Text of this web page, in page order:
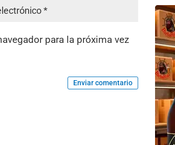
para la próxima vez
Enviar comentario